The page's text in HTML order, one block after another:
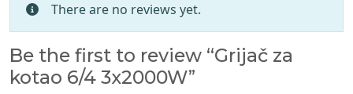
There are no reviews yet.
Be the first to review “Grijač za
kotao 6/4 3x2000W”